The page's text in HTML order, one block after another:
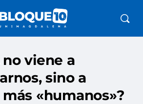
no viene a
sino a
«humanos»?